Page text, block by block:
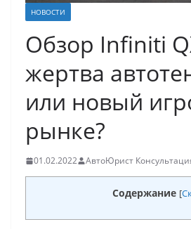
НОВОСТИ
Обзор Infiniti
жертва
или новый
рынке?
01.02.2022 АвтоЮрист
Содержание [